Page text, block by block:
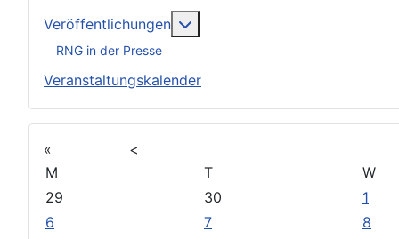
Veröffentlichungen
RNG in der Presse
Veranstaltungskalender
« <
M
T W
29
30 1
6
7 8